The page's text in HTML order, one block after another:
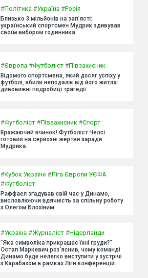
#Політика #Україна #Росія
Близько 3 мільйонів на зап'ясті:
український спортсмен Мудрик здивував
своїм вибором годинника.
#Європа #Футболіст #Півзахисник
Відомого спортсмена, який досяг успіху у
футболі, вбили неподалік від його житла:
дивовижні подробиці трагедії.
#Футболіст #Півзахисник #Спорт
Вражаючий вчинок! Футболіст Челсі
готовий на серйозні жертви заради
Мудрика.
#Кубок України #Ліга Європи УЄФА
#Футболіст
Раффаел згадував свій час у Динамо,
висловлюючи вдячність за спільну роботу
з Олегом Блохіним.
#Україна #Журналіст #Нідерланди
"Яка символіка прикрашає їхні груди?"
Остап Маркевич роз'яснив, чому команді
Динамо буде нелегко виступити у зустрічі
з Карабахом в рамках Ліги конференцій.